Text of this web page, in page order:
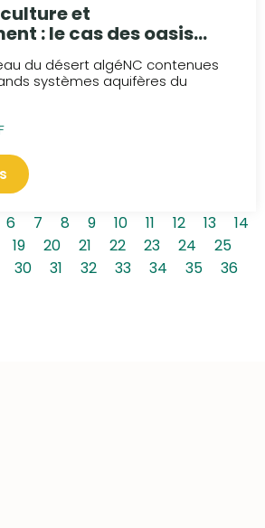
et
: le cas des oasis
du désert algéNC contenues
systèmes aquifères du
6 7 8 9 10 11 12 13
14
19 20 21 22 23 24
25
30 31 32 33 34 35 36